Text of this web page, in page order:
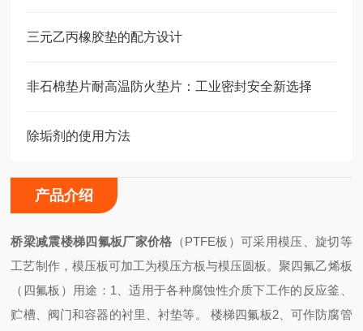
三元乙丙橡胶垫的配方设计
非石棉垫片耐高温防火垫片：工业密封安全新选择
除垢剂的使用方法
产品介绍
桥梁减震楼梯四氟板厂家价格 （PTFE板）可采用模压、旋切等
工艺制作，模压板可加工为模压方板与模压圆板。聚四氟乙烯板
（四氟板）用途：1
、适用于各种腐蚀性介质下工作的反应釜、
贮槽、阀门和容器的衬里、衬垫等。 楼梯四氟板2、可作防腐管